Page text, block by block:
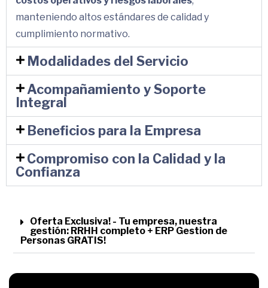
manteniendo altos estándares de calidad y
cumplimiento normativo.
Modalidades del Servicio
Acompañamiento y Soporte
Integral
Beneficios para la Empresa
Compromiso con la Calidad y la
Confianza
Oferta Exclusiva! - Tu empresa, nuestra
gestión: RRHH completo + ERP Gestion de
Personas GRATIS!